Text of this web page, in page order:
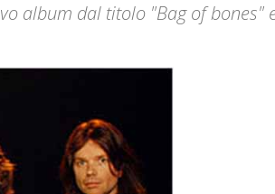
album dal titolo "Bag of